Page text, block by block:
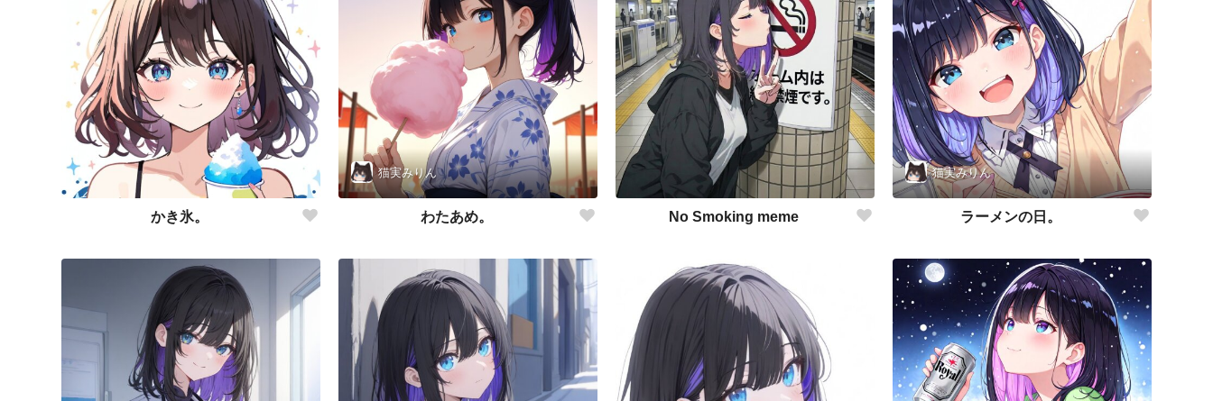
かき氷。
猫実みりん
わたあめ。 No Smoking meme
猫実みりん
ラーメンの日。